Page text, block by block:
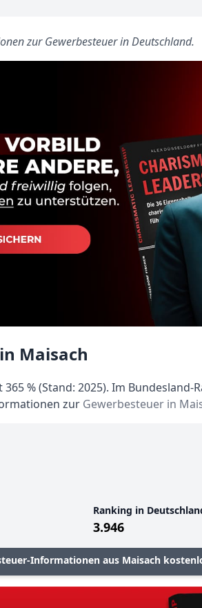
zur Gewerbesteuer in Deutschland.
Maisach
% (Stand: 2025). Im Bundesland-
zur Gewerbesteuer in
Ranking in
3.946
Informationen aus Maisach